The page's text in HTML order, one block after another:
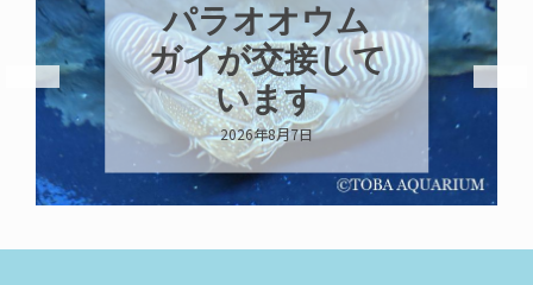
パラオオウム
ガイが交接して
います
2026年8月7日